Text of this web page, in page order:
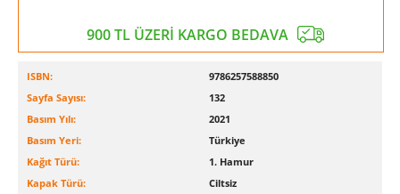
900 TL ÜZERİ KARGO BEDAVA
ISBN:
9786257588850
Sayfa Sayısı:
132
Basım Yılı:
2021
Basım Yeri:
Türkiye
Kağıt Türü:
1. Hamur
Kapak Türü:
Ciltsiz